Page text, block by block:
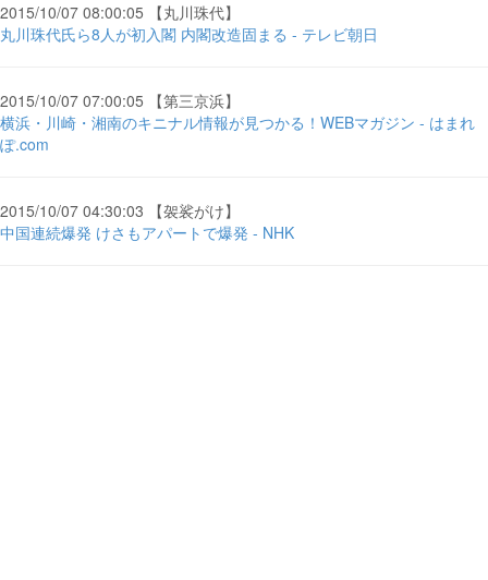
2015/10/07 08:00:05 【丸川珠代】
丸川珠代氏ら8人が初入閣 内閣改造固まる - テレビ朝日
2015/10/07 07:00:05 【第三京浜】
横浜・川崎・湘南のキニナル情報が見つかる！WEBマガジン - はまれ
ぽ.com
2015/10/07 04:30:03 【袈裟がけ】
中国連続爆発 けさもアパートで爆発 - NHK